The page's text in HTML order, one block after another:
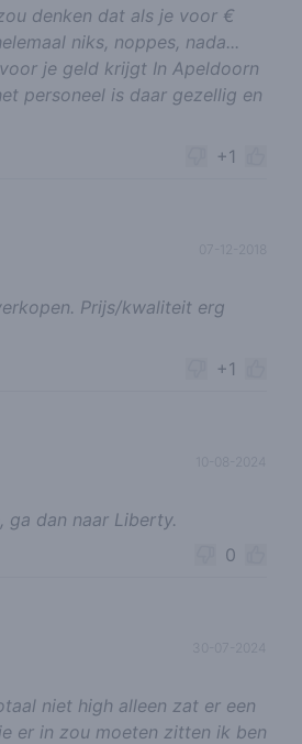
denken dat als je voor €
niks, noppes, nada...
je geld krijgt In Apeldoorn
personeel is daar gezellig en
+1
Prijs/kwaliteit erg
+1
ga dan naar Liberty.
0
30-07-2024
niet high alleen zat er een
er in zou moeten zitten ik ben